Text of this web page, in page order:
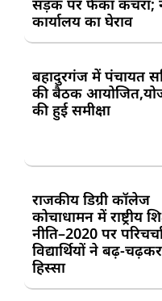
कार्यालय का घेराव
बहादुरगंज में पंचायत
की बैठक
की हुई समीक्षा
राजकीय डिग्री कॉलेज
कोचाधामन में राष्ट्रीय
नीति–2020 पर
विद्यार्थियों ने बढ़-
हिस्सा